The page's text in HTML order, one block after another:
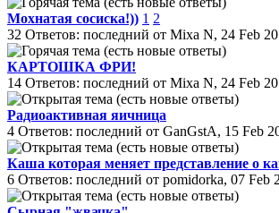
Мохнатая сосиска!)) 1 2
32 Ответов: последний от Mixa N, 24 Feb
КАРТОШКА ФРИ!
14 Ответов: последний от Mixa N, 24 Feb
Радиоактивная яичница
4 Ответов: последний от GanGstA, 15 Feb
Каша которая меняет представление о
6 Ответов: последний от pomidorka, 07 Feb